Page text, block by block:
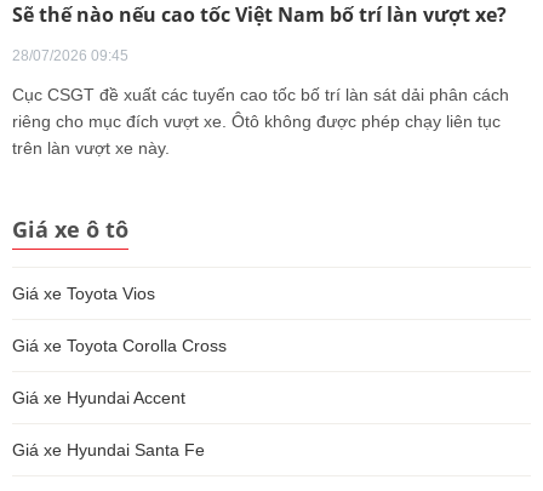
Sẽ thế nào nếu cao tốc Việt Nam bố trí làn vượt xe?
28/07/2026 09:45
Cục CSGT đề xuất các tuyến cao tốc bố trí làn sát dải phân cách
riêng cho mục đích vượt xe. Ôtô không được phép chạy liên tục
trên làn vượt xe này.
Giá xe ô tô
Giá xe Toyota Vios
Giá xe Toyota Corolla Cross
Giá xe Hyundai Accent
Giá xe Hyundai Santa Fe